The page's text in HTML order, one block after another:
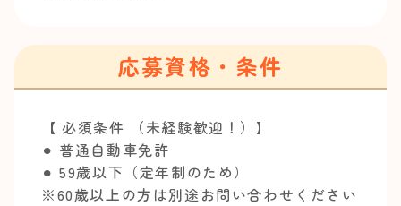
応募資格・条件
【 必須条件 （未経験歓迎！）】
⚫︎ 普通自動車免許
⚫︎ 59歳以下（定年制のため）
※60歳以上の方は別途お問い合わせください